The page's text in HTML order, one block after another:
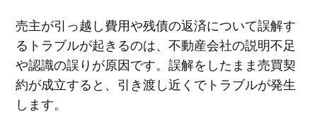
売主が引っ越し費用や残債の返済について誤解す
るトラブルが起きるのは、不動産会社の説明不足
や認識の誤りが原因です。誤解をしたまま売買契
約が成立すると、引き渡し近くでトラブルが発生
します。